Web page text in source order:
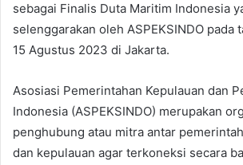
sebagai Finalis Duta Maritim Indonesia
selenggarakan oleh ASPEKSINDO pada
15 Agustus 2023 di Jakarta.
Asosiasi Pemerintahan Kepulauan dan
Indonesia (ASPEKSINDO) merupakan
penghubung atau mitra antar
dan kepulauan agar terkoneksi secara